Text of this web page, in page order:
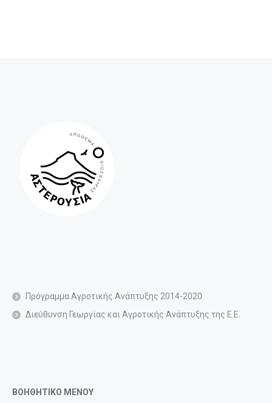
Πρόγραμμα Αγροτικής Ανάπτυξης 2014-2020
Διεύθυνση Γεωργίας και Αγροτικής Ανάπτυξης της Ε.Ε.
ΒΟΗΘΗΤΙΚΟ ΜΕΝΟΥ